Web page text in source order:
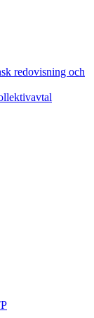
redovisning och